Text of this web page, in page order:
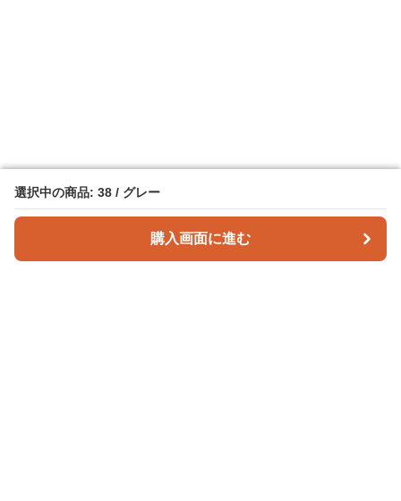
選択中の商品: 38 / グレー
購入画面に進む
選択中の商品: 38 / グレー
購入画面に進む